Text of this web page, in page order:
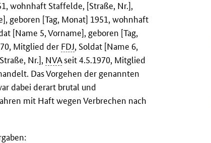
wohnhaft Staffelde, [Straße, Nr.],
geboren [Tag, Monat] 1951, wohnhaft
[Name 5, Vorname], geboren [Tag,
Mitglied der FDJ, Soldat [Name 6,
Nr.], NVAseit 4.5.1970, Mitglied
Das Vorgehen der genannten
dabei derart brutal und
mit Haft wegen Verbrechen nach